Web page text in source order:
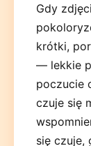
Gdy
krótki,
— lekkie
poczucie
czuje się
się czuje,